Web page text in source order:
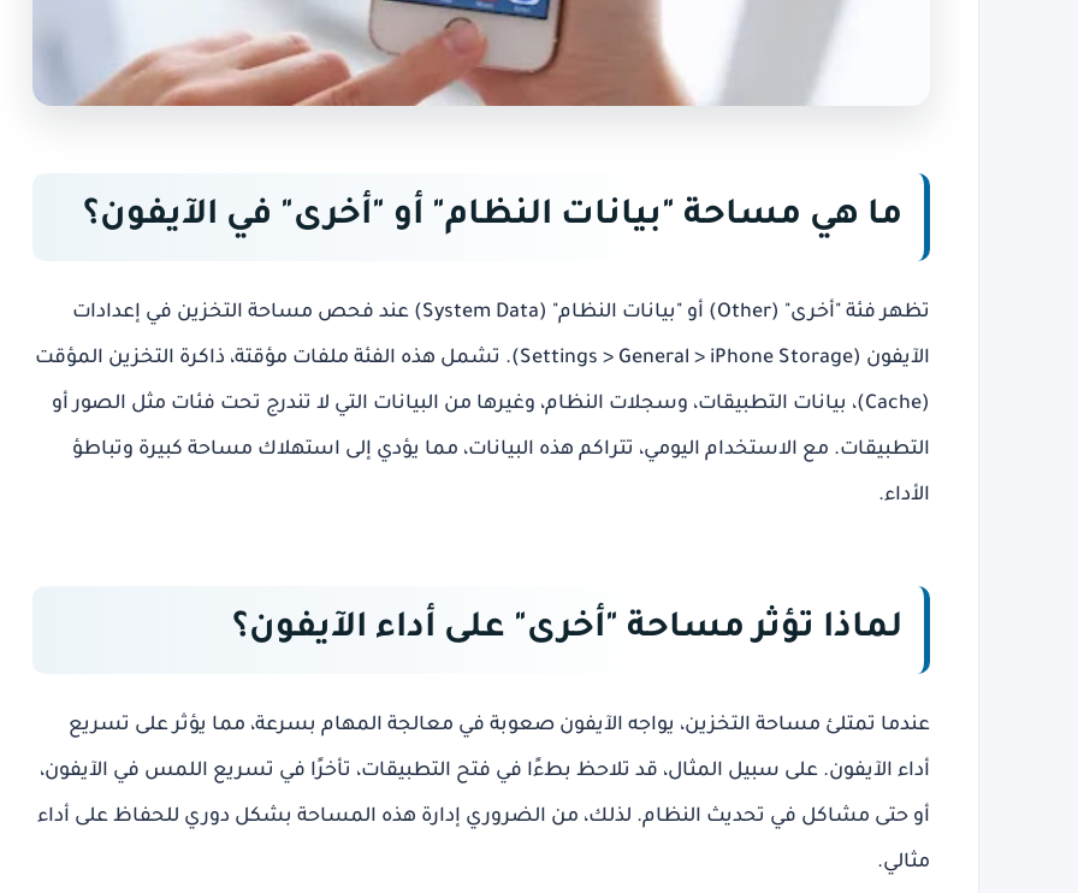
ما هي مساحة "بيانات النظام" أو "أخرى" في الآيفون؟
تظهر فئة "أخرى" (Other) أو "بيانات النظام" (System Data) عند فحص مساحة التخزين في إعدادات
الآيفون (Settings > General > iPhone Storage). تشمل هذه الفئة ملفات مؤقتة، ذاكرة التخزين المؤقت
(Cache)، بيانات التطبيقات، وسجلات النظام، وغيرها من البيانات التي لا تندرج تحت فئات مثل الصور أو
التطبيقات. مع الاستخدام اليومي، تتراكم هذه البيانات، مما يؤدي إلى استهلاك مساحة كبيرة وتباطؤ
الأداء.
لماذا تؤثر مساحة "أخرى" على أداء الآيفون؟
عندما تمتلئ مساحة التخزين، يواجه الآيفون صعوبة في معالجة المهام بسرعة، مما يؤثر على تسريع
أداء الآيفون. على سبيل المثال، قد تلاحظ بطءًا في فتح التطبيقات، تأخرًا في تسريع اللمس في الآيفون،
أو حتى مشاكل في تحديث النظام. لذلك، من الضروري إدارة هذه المساحة بشكل دوري للحفاظ على أداء
مثالي.